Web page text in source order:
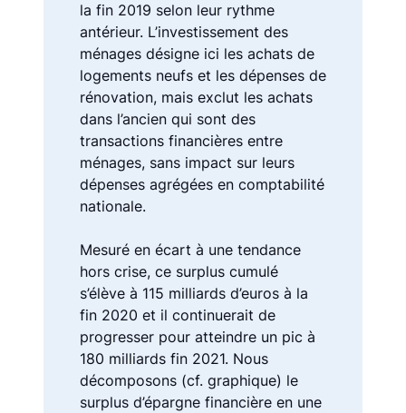
la fin 2019 selon leur rythme
antérieur. L’investissement des
ménages désigne ici les achats de
logements neufs et les dépenses de
rénovation, mais exclut les achats
dans l’ancien qui sont des
transactions financières entre
ménages, sans impact sur leurs
dépenses agrégées en comptabilité
nationale.
Mesuré en écart à une tendance
hors crise, ce surplus cumulé
s’élève à 115 milliards d’euros à la
fin 2020 et il continuerait de
progresser pour atteindre un pic à
180 milliards fin 2021. Nous
décomposons (cf. graphique) le
surplus d’épargne financière en une